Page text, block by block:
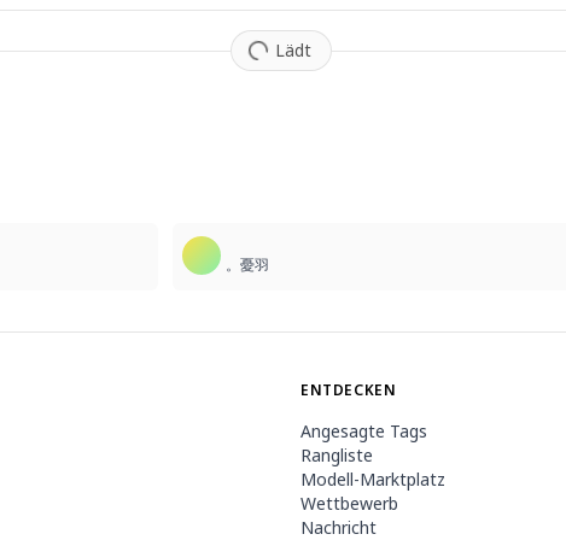
Lädt
。憂羽
ENTDECKEN
Angesagte Tags
Rangliste
Modell-Marktplatz
Wettbewerb
Nachricht